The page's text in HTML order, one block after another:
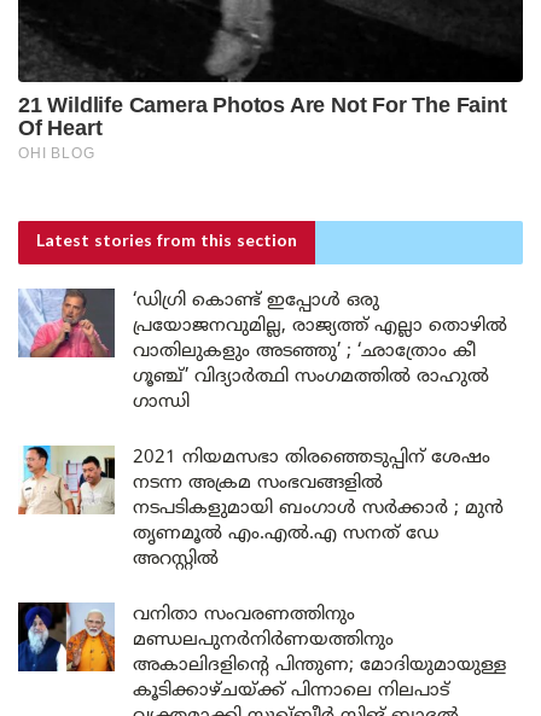
Latest stories from this section
‘ഡിഗ്രി കൊണ്ട് ഇപ്പോൾ ഒരു
പ്രയോജനവുമില്ല, രാജ്യത്ത് എല്ലാ തൊഴിൽ
വാതിലുകളും അടഞ്ഞു’ ; ‘ഛാത്രോം കീ
ഗൂഞ്ച്’ വിദ്യാർത്ഥി സംഗമത്തിൽ രാഹുൽ
ഗാന്ധി
2021 നിയമസഭാ തിരഞ്ഞെടുപ്പിന് ശേഷം
നടന്ന അക്രമ സംഭവങ്ങളിൽ
നടപടികളുമായി ബംഗാൾ സർക്കാർ ; മുൻ
തൃണമൂൽ എം.എൽ.എ സനത് ഡേ
അറസ്റ്റിൽ
വനിതാ സംവരണത്തിനും
മണ്ഡലപുനർനിർണയത്തിനും
അകാലിദളിന്റെ പിന്തുണ; മോദിയുമായുള്ള
കൂടിക്കാഴ്ചയ്ക്ക് പിന്നാലെ നിലപാട്